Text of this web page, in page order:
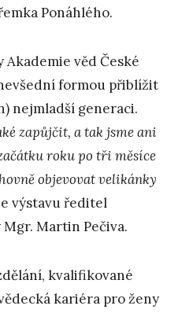
Ponáhlého.
věd České
formou přiblížit
nejmladší generaci.
zapůjčit, a tak jsme ani
roku po tři měsíce
objevovat velikánky
výstavu ředitel
Martin Pečiva.
kvalifikované
kariéra pro ženy